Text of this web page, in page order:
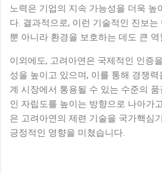
노력은 기업의 지속 가능성을 더욱 높
다. 결과적으로, 이런 기술적인 진보
뿐 아니라 환경을 보호하는 데도 큰 역
이외에도, 고려아연은 국제적인 인증
성을 높이고 있으며, 이를 통해 경쟁
계 시장에서 통용될 수 있는 수준의
인 자립도를 높이는 방향으로 나아가
은 고려아연의 제련 기술을 국가핵심
긍정적인 영향을 미쳤습니다.